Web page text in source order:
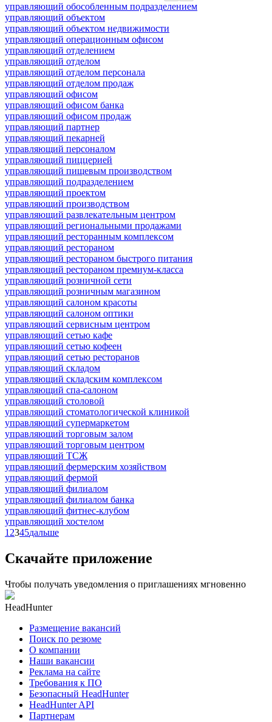
управляющий обособленным подразделением
управляющий объектом
управляющий объектом недвижимости
управляющий операционным офисом
управляющий отделением
управляющий отделом
управляющий отделом персонала
управляющий отделом продаж
управляющий офисом
управляющий офисом банка
управляющий офисом продаж
управляющий партнер
управляющий пекарней
управляющий персоналом
управляющий пиццерией
управляющий пищевым производством
управляющий подразделением
управляющий проектом
управляющий производством
управляющий развлекательным центром
управляющий региональными продажами
управляющий ресторанным комплексом
управляющий рестораном
управляющий рестораном быстрого питания
управляющий рестораном премиум-класса
управляющий розничной сети
управляющий розничным магазином
управляющий салоном красоты
управляющий салоном оптики
управляющий сервисным центром
управляющий сетью кафе
управляющий сетью кофеен
управляющий сетью ресторанов
управляющий складом
управляющий складским комплексом
управляющий спа-салоном
управляющий столовой
управляющий стоматологической клиникой
управляющий супермаркетом
управляющий торговым залом
управляющий торговым центром
управляющий ТСЖ
управляющий фермерским хозяйством
управляющий фермой
управляющий филиалом
управляющий филиалом банка
управляющий фитнес-клубом
управляющий хостелом
1 2345дальше
Скачайте приложение
Чтобы получать уведомления о приглашениях мгновенно
HeadHunter
Размещение вакансий
Поиск по резюме
О компании
Наши вакансии
Реклама на сайте
Требования к ПО
Безопасный HeadHunter
HeadHunter API
Партнерам